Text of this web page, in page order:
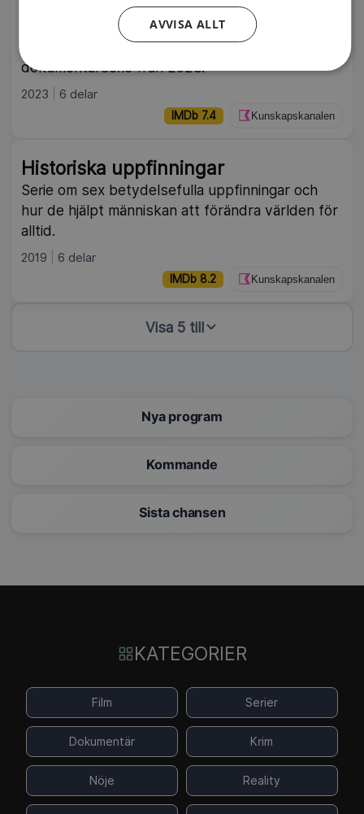
Här följer vi uppgången och fallet för fem antika
civilisationer och tar del av likheter och
skillnader mellan dem. Brittisk historisk
dokumentärserie från 2023.
2023 6 delar
IMDb 7.4 Kunskapskanalen
Historiska uppfinningar
Serie om sex betydelsefulla uppfinningar och
hur de hjälpt människan att förändra världen för
alltid.
2019 6 delar
IMDb 8.2 Kunskapskanalen
Visa 5 till
Nya program
Kommande
Sista chansen
KATEGORIER
Film Serier
Dokumentär Krim
Nöje Reality
AVVISA ALLT